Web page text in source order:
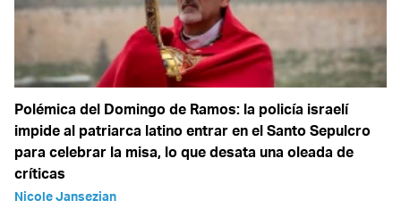
Polémica del Domingo de Ramos: la policía israelí
impide al patriarca latino entrar en el Santo Sepulcro
para celebrar la misa, lo que desata una oleada de
críticas
Nicole Jansezian